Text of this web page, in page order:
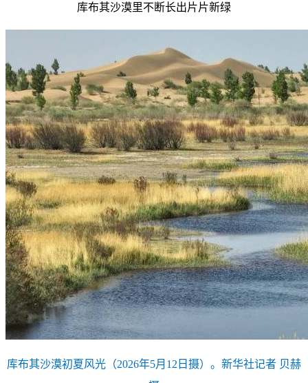
库布其沙漠里不断长出片片新绿
库布其沙漠初夏风光（2026年5月12日摄）。新华社记者 贝赫